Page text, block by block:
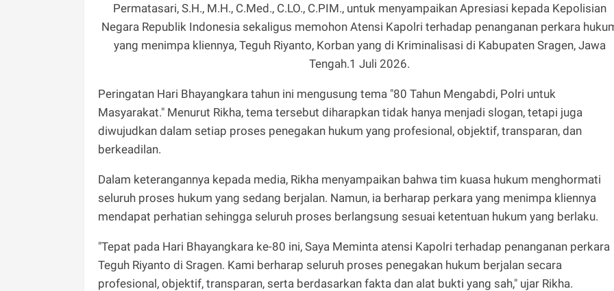
Permatasari, S.H., M.H., C.Med., C.LO., C.PIM., untuk menyampaikan Apresiasi kepada Kepolisian
Negara Republik Indonesia sekaligus memohon Atensi Kapolri terhadap penanganan perkara
yang menimpa kliennya, Teguh Riyanto, Korban yang di Kriminalisasi di Kabupaten Sragen, Jawa
Tengah.1 Juli 2026.
Peringatan Hari Bhayangkara tahun ini mengusung tema "80 Tahun Mengabdi, Polri untuk
Masyarakat." Menurut Rikha, tema tersebut diharapkan tidak hanya menjadi slogan, tetapi juga
diwujudkan dalam setiap proses penegakan hukum yang profesional, objektif, transparan, dan
berkeadilan.
Dalam keterangannya kepada media, Rikha menyampaikan bahwa tim kuasa hukum menghormati
seluruh proses hukum yang sedang berjalan. Namun, ia berharap perkara yang menimpa kliennya
mendapat perhatian sehingga seluruh proses berlangsung sesuai ketentuan hukum yang berlaku.
"Tepat pada Hari Bhayangkara ke-80 ini, Saya Meminta atensi Kapolri terhadap penanganan perkara
Teguh Riyanto di Sragen. Kami berharap seluruh proses penegakan hukum berjalan secara
profesional, objektif, transparan, serta berdasarkan fakta dan alat bukti yang sah," ujar Rikha.